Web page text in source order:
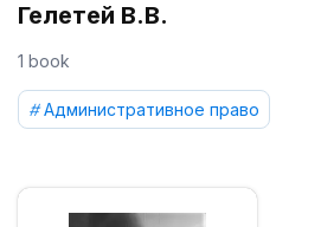
Гелетей В.В.
1 book
Административное право